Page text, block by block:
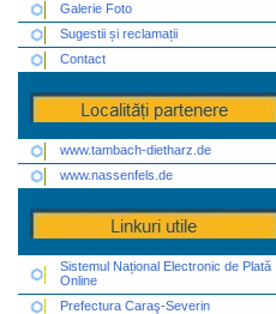
Galerie Foto
Sugestii și reclamații
Contact
www.tambach-dietharz.de
www.nassenfels.de
Sistemul Național Electronic de Plată
Online
Prefectura Caraş-Severin